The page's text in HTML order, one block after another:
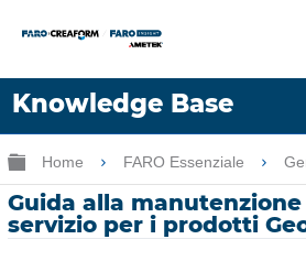
Knowledge Base
Lingua
Chiedere aiuto Accesso
Ingrandisci/riduci gerarchia
Home FARO Essenziale
Guida alla
servizio per i prodotti